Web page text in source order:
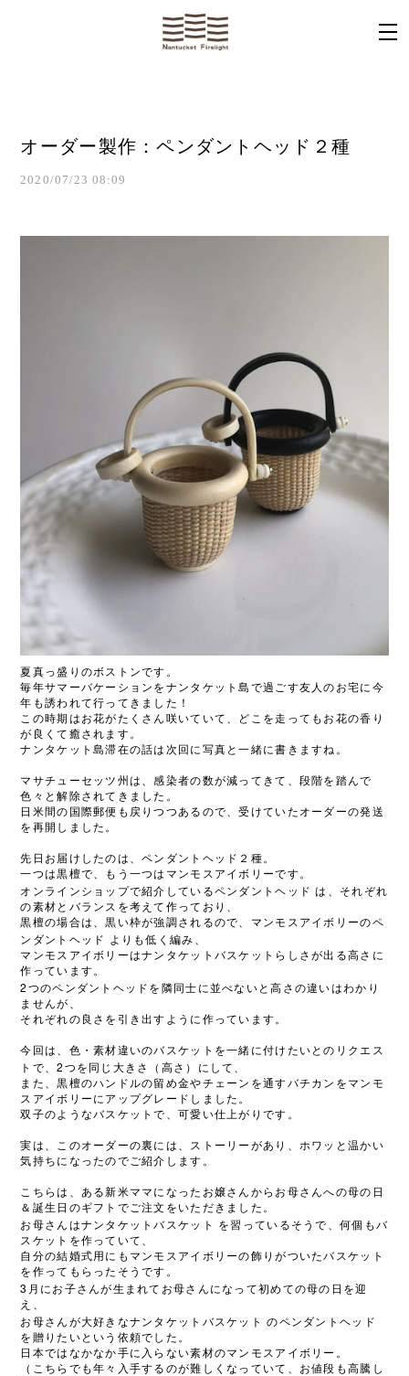
オーダー製作：ペンダントヘッド２種
2020/07/23 08:09
夏真っ盛りのボストンです。
毎年サマーバケーションをナンタケット島で過ごす友人のお宅に今
年も誘われて行ってきました！
この時期はお花がたくさん咲いていて、どこを走ってもお花の香り
が良くて癒されます。
ナンタケット島滞在の話は次回に写真と一緒に書きますね。
マサチューセッツ州は、感染者の数が減ってきて、段階を踏んで
色々と解除されてきました。
日米間の国際郵便も戻りつつあるので、受けていたオーダーの発送
を再開しました。
先日お届けしたのは、ペンダントヘッド２種。
一つは黒檀で、もう一つはマンモスアイボリーです。
オンラインショップで紹介しているペンダントヘッド は、それぞれ
の素材とバランスを考えて作っており、
黒檀の場合は、黒い枠が強調されるので、マンモスアイボリーのペ
ンダントヘッド よりも低く編み、
マンモスアイボリーはナンタケットバスケットらしさが出る高さに
作っています。
2 つのペンダントヘッドを隣同士に並べないと高さの違いはわかり
ませんが、
それぞれの良さを引き出すように作っています。
今回は、色・素材違いのバスケットを一緒に付けたいとのリクエス
トで、2 つを同じ大きさ（高さ）にして、
また、黒檀のハンドルの留め金やチェーンを通すバチカンをマンモ
スアイボリーにアップグレードしました。
双子のようなバスケットで、可愛い仕上がりです。
実は、このオーダーの裏には、ストーリーがあり、ホワッと温かい
気持ちになったのでご紹介します。
こちらは、ある新米ママになったお嬢さんからお母さんへの母の日
＆誕生日のギフトでご注文をいただきました。
お母さんはナンタケットバスケット
を習っているそうで、何個もバ
スケットを作っていて、
自分の結婚式用にもマンモスアイボリーの飾りがついたバスケット
を作ってもらったそうです。
3 月にお子さんが生まれてお母さんになって初めての母の日を迎
え、
お母さんが大好きなナンタケットバスケット のペンダントヘッド
を贈りたいという依頼でした。
日本ではなかなか手に入らない素材のマンモスアイボリー。
（こちらでも年々入手するのが難しくなっていて、お値段も高騰し